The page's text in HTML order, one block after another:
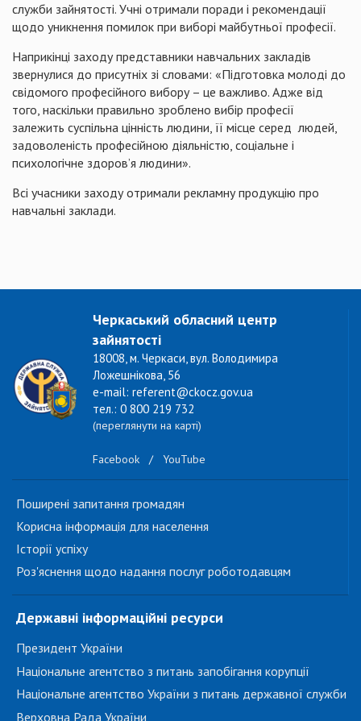
служби зайнятості. Учні отримали поради і рекомендації
щодо уникнення помилок при виборі майбутньої професії.
Наприкінці заходу представники навчальних закладів
звернулися до присутніх зі словами: «Підготовка молоді до
свідомого професійного вибору– це важливо. Адже від
того, наскільки правильно зроблено вибір професії
залежить суспільна цінність людини, її місце серед людей,
задоволеність професійною діяльністю, соціальне і
психологічне здоров’я людини».
Всі учасники заходуотримали рекламну продукцію про
навчальні заклади.
Черкаський обласний центр
зайнятості
18008, м. Черкаси, вул. Володимира
Ложешнікова, 56
e-mail: referent@ckocz.gov.ua
тел.: 0 800 219 732
(переглянути на карті)
Facebook / YouTube
Поширені запитання громадян
Корисна інформація для населення
Історії успіху
Роз'яснення щодо надання послуг роботодавцям
Державні інформаційні ресурси
Президент України
Національне агентство з питань запобігання корупції
Національне агентство України з питань державної служби
Верховна Рада України